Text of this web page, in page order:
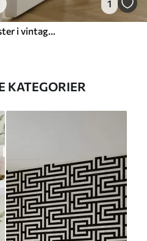
1
Fugler, granatepler og blomster i vintage-stil
KATEGORIER